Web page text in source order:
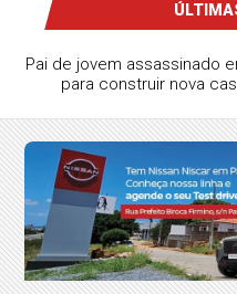
Pai de jovem assassinado
para construir nova